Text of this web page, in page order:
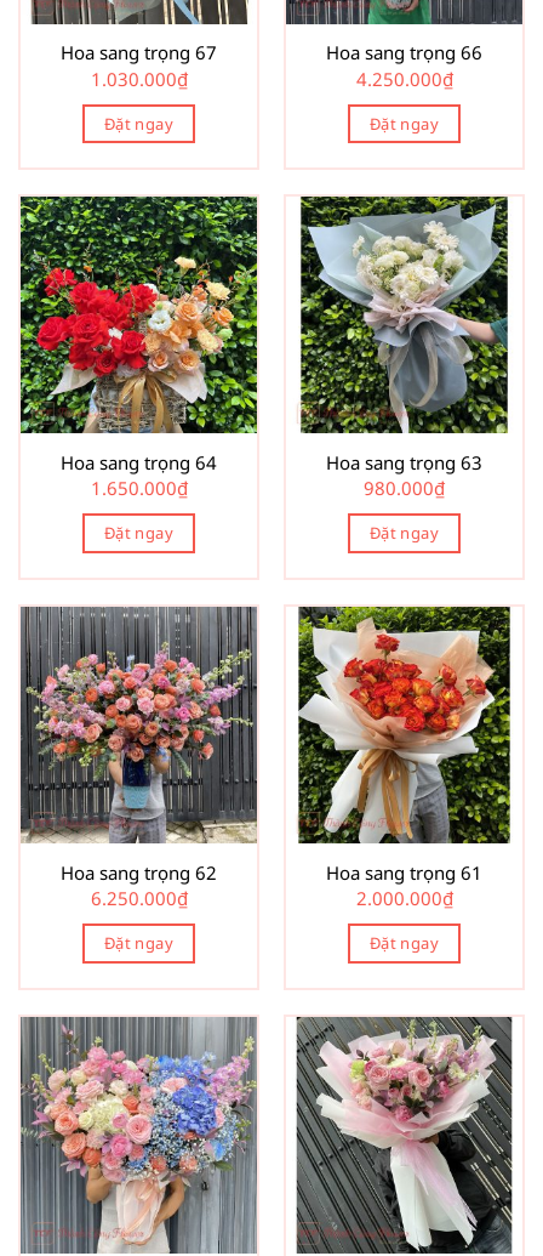
Hoa sang trọng 67
1.030.000₫
Đặt ngay
Hoa sang trọng 66
4.250.000₫
Đặt ngay
Hoa sang trọng 64
1.650.000₫
Đặt ngay
Hoa sang trọng 63
980.000₫
Đặt ngay
Hoa sang trọng 62
6.250.000₫
Đặt ngay
Hoa sang trọng 61
2.000.000₫
Đặt ngay